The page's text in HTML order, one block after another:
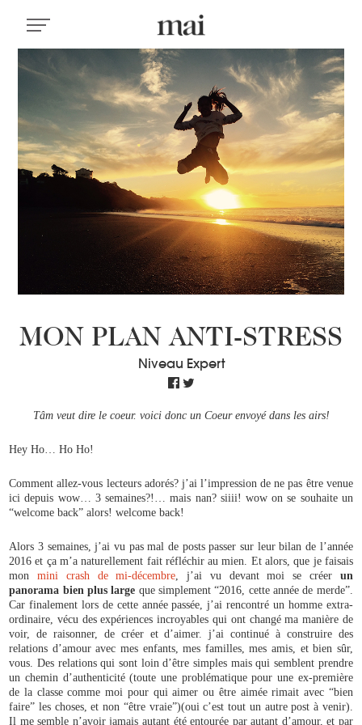
MON PLAN ANTI-STRESS
Niveau Expert
Tâm veut dire le coeur. voici donc un Coeur envoyé dans les airs!
Hey Ho… Ho Ho!
Comment allez-vous lecteurs adorés? j’ai l’impression de ne pas être venue
ici depuis wow… 3 semaines?!… mais nan? siiii! wow on se souhaite un
“welcome back” alors! welcome back!
Alors 3 semaines, j’ai vu pas mal de posts passer sur leur bilan de l’année
2016 et ça m’a naturellement fait réfléchir au mien. Et alors, que je faisais
mon mini crash de mi-décembre , j’ai vu devant moi se créer un
panorama bien plus large que simplement “2016, cette année de merde”.
Car finalement lors de cette année passée, j’ai rencontré un homme extra-
ordinaire, vécu des expériences incroyables qui ont changé ma manière de
voir, de raisonner, de créer et d’aimer. j’ai continué à construire des
relations d’amour avec mes enfants, mes familles, mes amis, et bien sûr,
vous. Des relations qui sont loin d’être simples mais qui semblent prendre
un chemin d’authenticité (toute une problématique pour une ex-première
de la classe comme moi pour qui aimer ou être aimée rimait avec “bien
faire” les choses, et non “être vraie”)(oui c’est tout un autre post à venir).
Il me semble n’avoir jamais autant été entourée par autant d’amour, et par